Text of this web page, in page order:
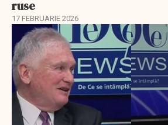
ruse
17 FEBRUARIE 2026
EXCLUSIV